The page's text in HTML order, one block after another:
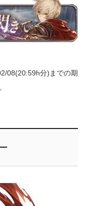
08(20:59h分)までの期